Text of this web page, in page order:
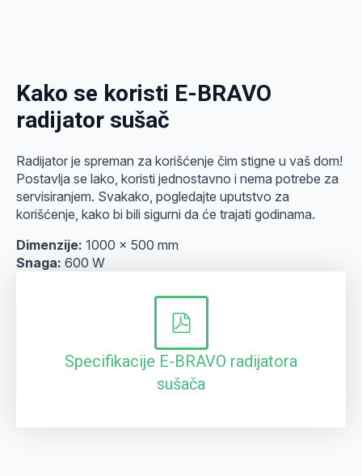
Kako se koristi E-BRAVO
radijator sušač
Radijator je spreman za korišćenje čim stigne u vaš dom!
Postavlja se lako, koristi jednostavno i nema potrebe za
servisiranjem. Svakako, pogledajte uputstvo za
korišćenje, kako bi bili sigurni da će trajati godinama.
Dimenzije: 1000 x 500 mm
Snaga: 600 W
Specifikacije E-BRAVO radijatora
sušača